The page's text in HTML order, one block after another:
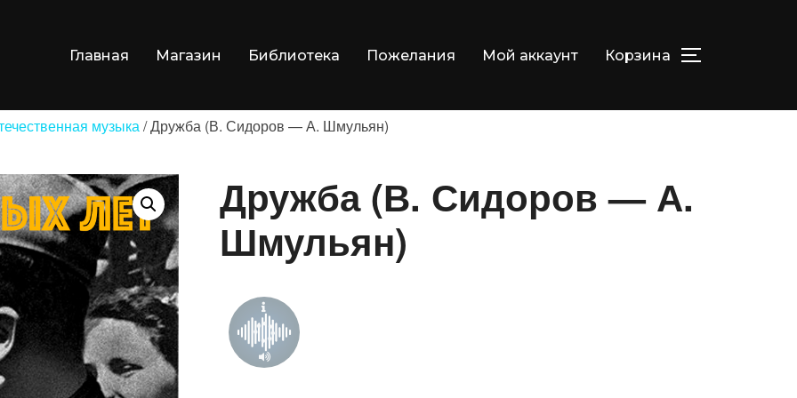
Главная Магазин Библиотека Пожелания Мой аккаунт Корзина
музыка/ Дружба (В. Сидоров — А. Шмульян)
Дружба (В. Сидоров — А.
Шмульян)